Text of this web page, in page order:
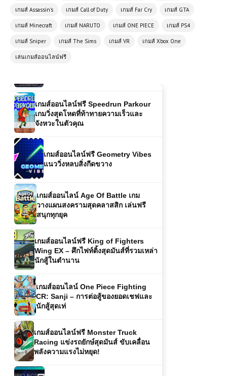
เกมส์ Assassin's เกมส์ Call of Duty เกมส์ Far Cry เกมส์ GTA
เกมส์ Minecraft เกมส์ NARUTO เกมส์ ONE PIECE เกมส์ PS4
เกมส์ Sniper เกมส์ The Sims เกมส์ VR เกมส์ Xbox One
เล่นเกมส์ออนไลน์ฟรี
เกมส์ออนไลน์ 🚀 Futuristic Racer
เกมแข่งรถแห่งอนาคตที่เต็มไปด้วย
ความเร็ว
เกมออนไลน์ฟรี Tank Arena การต่อสู้
เกมส์ออนไลน์ฟรี Speedrun Parkour
เกมวิ่งสุดโหดที่ท้าทายความเร็วและ
จังหวะในตัวคุณ
เกมส์ออนไลน์ฟรี Geometry Vibes
แนววิ่งหลบสิ่งกีดขวาง
วางแผนสงครามสุดคลาสสิก เล่นฟรี
สนุกทุกยุค
เกมส์ออนไลน์ฟรี King of Fighters
Wing EX – ศึกไฟท์ติ้งสุดมันส์ที่รวมเหล่า
นักสู้ในตำนาน
เกมส์ออนไลน์ One Piece Fighting
CR: Sanji – การต่อสู้ของยอดเชฟและ
นักสู้สุดเท่
เกมส์ออนไลน์ฟรี Monster Truck
Racing แข่งรถยักษ์สุดมันส์ ขับเคลื่อน
พลังความแรงไม่หยุด!